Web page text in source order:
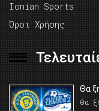
Ionian Sports
Όροι Χρήσης
Θα
Θα